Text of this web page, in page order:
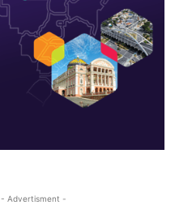
- Advertisment -